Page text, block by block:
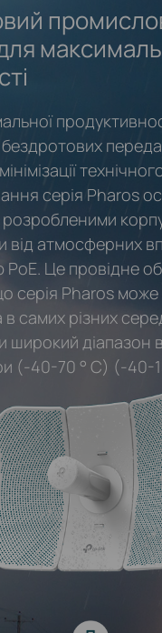
бездротових
серія Pharos
розробленими
атмосферних
PoE. Це провідне
серія Pharos може
в самих різних
діапазон
(-40-70 ° C) (-40-